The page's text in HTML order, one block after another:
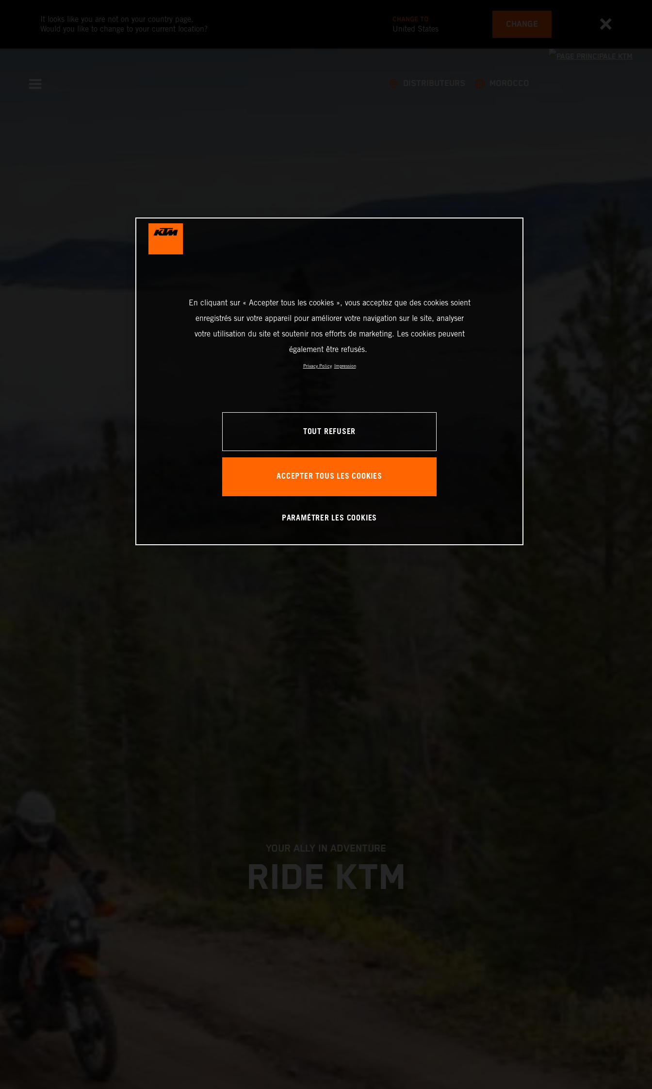
It looks like you are not on your country page.
Would you like to change to your current location?
CHANGE TO
United States CHANGE
YOUR ALLY IN ADVENTURE
RIDE KTM
En cliquant sur « Accepter tous les cookies », vous acceptez que des cookies soient
enregistrés sur votre appareil pour améliorer votre navigation sur le site, analyser
votre utilisation du site et soutenir nos efforts de marketing. Les cookies peuvent
également être refusés.
Privacy Policy Impression
TOUT REFUSER
ACCEPTER TOUS LES COOKIES
PARAMÉTRER LES COOKIES